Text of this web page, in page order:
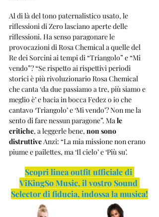
Al di là del tono paternalistico usato, le
riflessioni di Zero lasciano aperte delle
riflessioni. Ha senso paragonare le
provocazioni di Rosa Chemical a quelle del
Re dei Sorcini ai tempi di “Triangolo” e “Mi
vendo”? “Se rispetto ai rispettivi periodi
storici è più rivoluzionario Rosa Chemical
che canta ‘da due passiamo a tre, più siamo e
meglio è’ e bacia in bocca Fedez o io che
cantavo ‘Triangolo’ e ‘Mi vendo’? Non me la
sento di fare nessun paragone”. Ma le
critiche, a leggerle bene, non sono
distruttive Anzi: “La mia missione non erano
piume e pailettes, ma ‘Il cielo’ e ‘Più su’.
Scopri linea outfit ufficiale di
ViKingSo Music, il vostro Sound
Selector di fiducia, indossa la musica!